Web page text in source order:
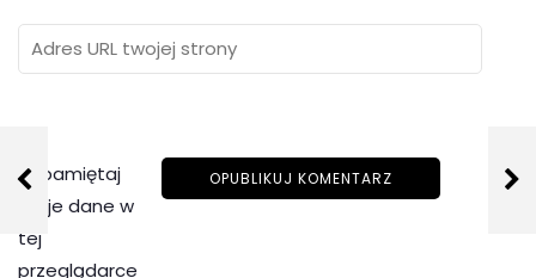
Zapamiętaj
moje dane w
tej
przeglądarce